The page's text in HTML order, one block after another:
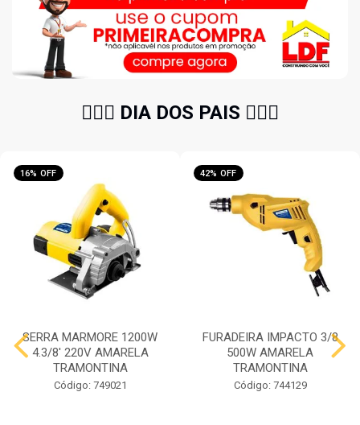
🧔🏻‍♂️ DIA DOS PAIS 🧔🏻‍♂️
16% OFF
SERRA MARMORE 1200W
4.3/8' 220V AMARELA
TRAMONTINA
Código: 749021
42% OFF
FURADEIRA IMPACTO 3/8
500W AMARELA
TRAMONTINA
Código: 744129